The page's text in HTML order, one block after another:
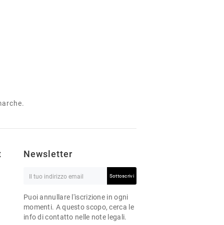
Newsletter
Sottoscrivi
Puoi annullare l'iscrizione in ogni
momenti. A questo scopo, cerca le
info di contatto nelle note legali.